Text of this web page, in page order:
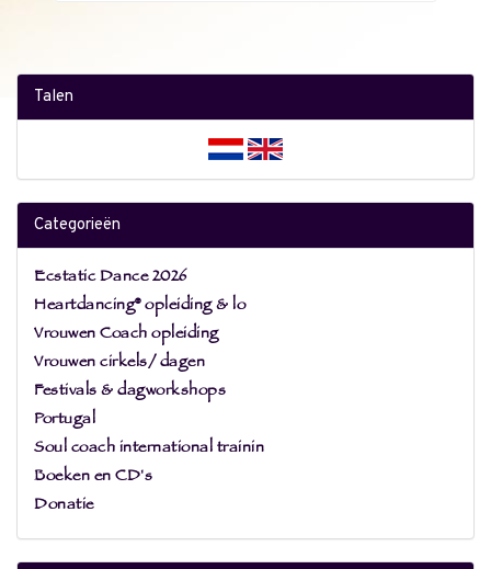
Talen
Categorieën
Ecstatic Dance 2026
Heartdancing® opleiding & lo
Vrouwen Coach opleiding
Vrouwen cirkels/ dagen
Festivals & dagworkshops
Portugal
Soul coach international trainin
Boeken en CD's
Donatie